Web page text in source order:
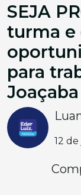
SEJA
turma e
para
Joaçaba
12